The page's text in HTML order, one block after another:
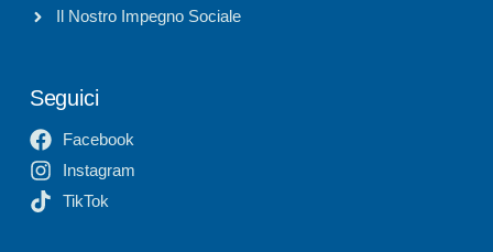
Il Nostro Impegno Sociale
Seguici
Facebook
Instagram
TikTok